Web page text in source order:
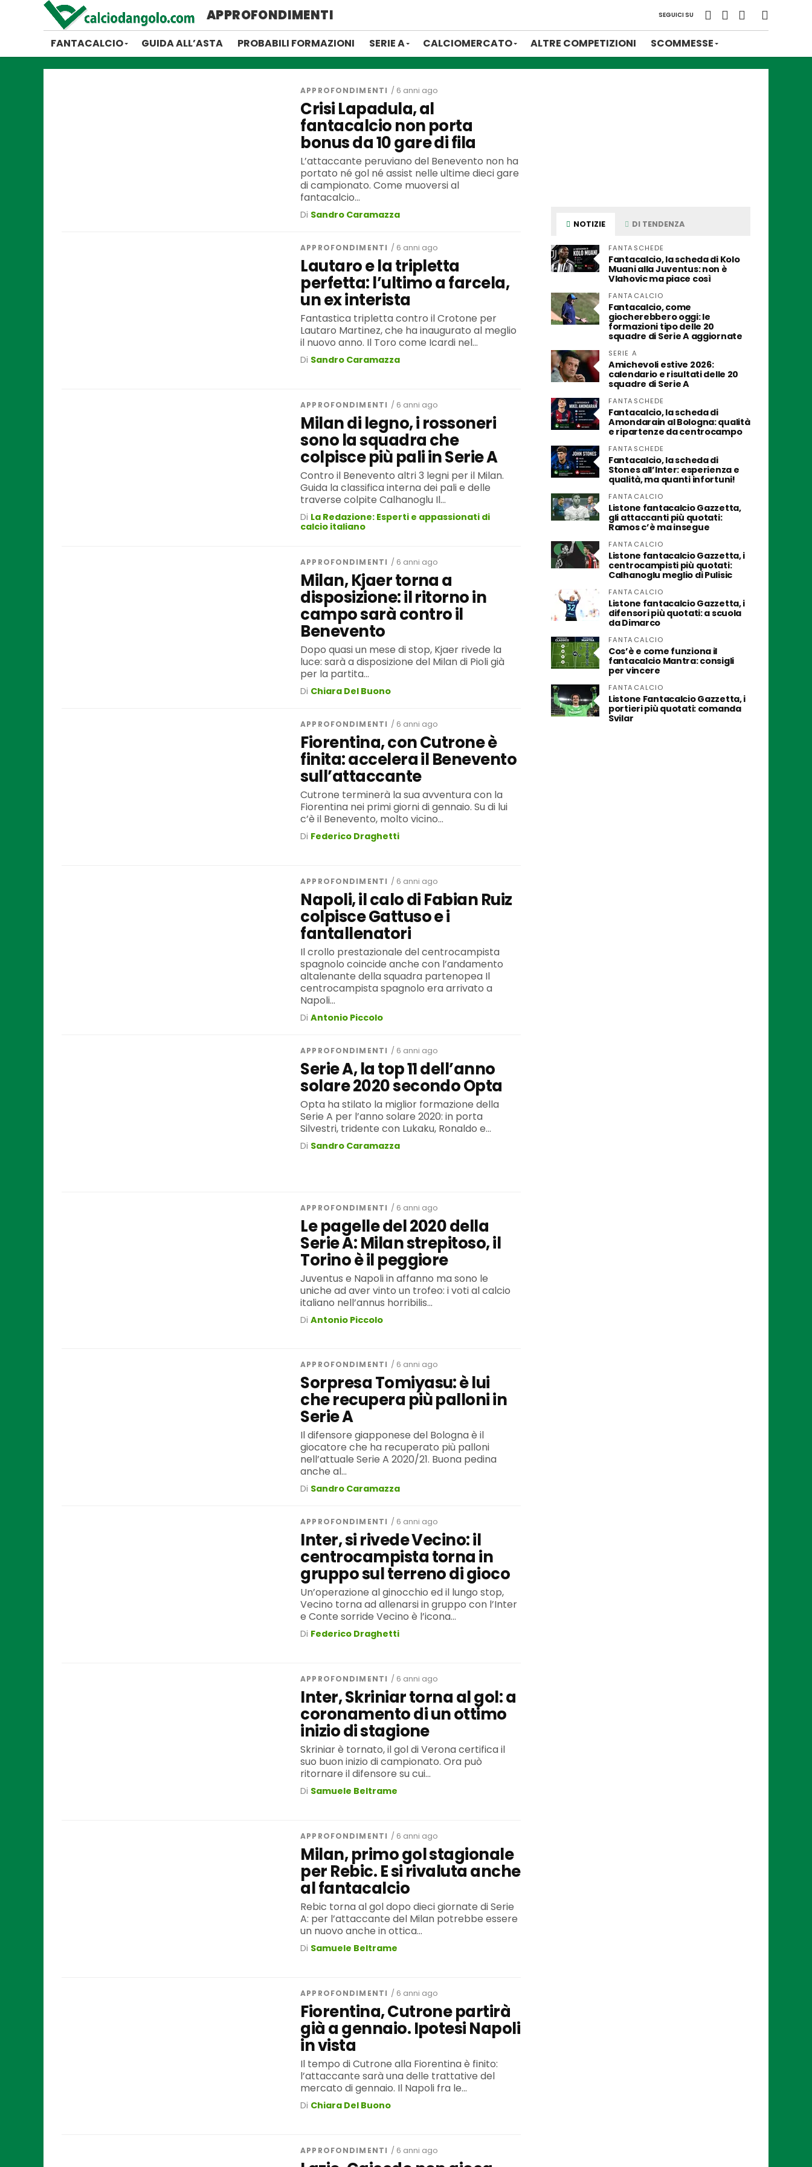
APPROFONDIMENTI SEGUICI SU
FANTACALCIO GUIDA ALL’ASTA PROBABILI FORMAZIONI SERIE A CALCIOMERCATO ALTRE COMPETIZIONI SCOMMESSE
APPROFONDIMENTI / 6 anni ago
Crisi Lapadula, al
fantacalcio non porta
bonus da 10 gare di fila
L’attaccante peruviano del Benevento non ha
portato né gol né assist nelle ultime dieci gare
di campionato. Come muoversi al
fantacalcio...
Di Sandro Caramazza
APPROFONDIMENTI / 6 anni ago
Lautaro e la tripletta
perfetta: l’ultimo a farcela,
un ex interista
Fantastica tripletta contro il Crotone per
Lautaro Martinez, che ha inaugurato al meglio
il nuovo anno. Il Toro come Icardi nel...
Di Sandro Caramazza
APPROFONDIMENTI / 6 anni ago
Milan di legno, i rossoneri
sono la squadra che
colpisce più pali in Serie A
Contro il Benevento altri 3 legni per il Milan.
Guida la classifica interna dei pali e delle
traverse colpite Calhanoglu Il...
Di La Redazione: Esperti e appassionati di
calcio italiano
APPROFONDIMENTI / 6 anni ago
Milan, Kjaer torna a
disposizione: il ritorno in
campo sarà contro il
Benevento
Dopo quasi un mese di stop, Kjaer rivede la
luce: sarà a disposizione del Milan di Pioli già
per la partita...
Di Chiara Del Buono
APPROFONDIMENTI / 6 anni ago
Fiorentina, con Cutrone è
finita: accelera il Benevento
sull’attaccante
Cutrone terminerà la sua avventura con la
Fiorentina nei primi giorni di gennaio. Su di lui
c’è il Benevento, molto vicino...
Di Federico Draghetti
APPROFONDIMENTI / 6 anni ago
Napoli, il calo di Fabian Ruiz
colpisce Gattuso e i
fantallenatori
Il crollo prestazionale del centrocampista
spagnolo coincide anche con l’andamento
altalenante della squadra partenopea Il
centrocampista spagnolo era arrivato a
Napoli...
DiAntonio Piccolo
APPROFONDIMENTI / 6 anni ago
Serie A, la top 11 dell’anno
solare 2020 secondo Opta
Opta ha stilato la miglior formazione della
Serie A per l’anno solare 2020: in porta
Silvestri, tridente con Lukaku, Ronaldo e...
Di Sandro Caramazza
APPROFONDIMENTI / 6 anni ago
Le pagelle del 2020 della
Serie A: Milan strepitoso, il
Torino è il peggiore
Juventus e Napoli in affanno ma sono le
uniche ad aver vinto un trofeo: i voti al calcio
italiano nell’annus horribilis...
DiAntonio Piccolo
APPROFONDIMENTI / 6 anni ago
Sorpresa Tomiyasu: è lui
che recupera più palloni in
Serie A
Il difensore giapponese del Bologna è il
giocatore che ha recuperato più palloni
nell’attuale Serie A 2020/21. Buona pedina
anche al...
Di Sandro Caramazza
APPROFONDIMENTI / 6 anni ago
Inter, si rivede Vecino: il
centrocampista torna in
gruppo sul terreno di gioco
Un’operazione al ginocchio ed il lungo stop,
Vecino torna ad allenarsi in gruppo con l’Inter
e Conte sorride Vecino è l’icona...
Di Federico Draghetti
APPROFONDIMENTI / 6 anni ago
Inter, Skriniar torna al gol: a
coronamento di un ottimo
inizio di stagione
Skriniar è tornato, il gol di Verona certifica il
suo buon inizio di campionato. Ora può
ritornare il difensore su cui...
Di Samuele Beltrame
APPROFONDIMENTI / 6 anni ago
Milan, primo gol stagionale
per Rebic. E si rivaluta anche
al fantacalcio
Rebic torna al gol dopo dieci giornate di Serie
A: per l’attaccante del Milan potrebbe essere
un nuovo anche in ottica...
Di Samuele Beltrame
APPROFONDIMENTI / 6 anni ago
Fiorentina, Cutrone partirà
già a gennaio. Ipotesi Napoli
in vista
Il tempo di Cutrone alla Fiorentina è finito:
l’attaccante sarà una delle trattative del
mercato di gennaio. Il Napoli fra le...
Di Chiara Del Buono
APPROFONDIMENTI / 6 anni ago
NOTIZIE DI TENDENZA
FANTASCHEDE
Fantacalcio, la scheda di Kolo
Muani alla Juventus: non è
Vlahovic ma piace così
FANTACALCIO
Fantacalcio, come
giocherebbero oggi: le
formazioni tipo delle 20
squadre di Serie A aggiornate
SERIE A
Amichevoli estive 2026:
calendario e risultati delle 20
squadre di Serie A
FANTASCHEDE
Fantacalcio, la scheda di
Amondarain al Bologna: qualità
e ripartenze da centrocampo
FANTASCHEDE
Fantacalcio, la scheda di
Stones all’Inter: esperienza e
qualità, ma quanti infortuni!
FANTACALCIO
Listone fantacalcio Gazzetta,
gli attaccanti più quotati:
Ramos c’è ma insegue
FANTACALCIO
Listone fantacalcio Gazzetta, i
centrocampisti più quotati:
Calhanoglu meglio di Pulisic
FANTACALCIO
Listone fantacalcio Gazzetta, i
difensori più quotati: a scuola
da Dimarco
FANTACALCIO
Cos’è e come funziona il
fantacalcio Mantra: consigli
per vincere
FANTACALCIO
Listone Fantacalcio Gazzetta, i
portieri più quotati: comanda
Svilar